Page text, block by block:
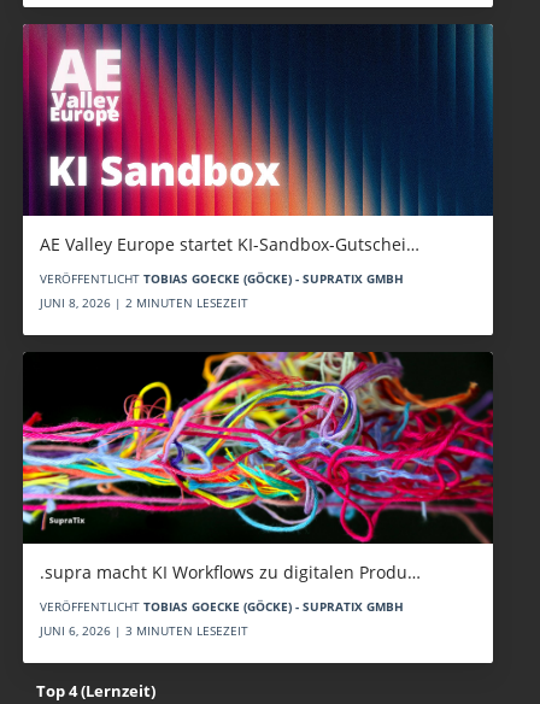
AE Valley Europe startet KI-Sandbox-Gutschei…
VERÖFFENTLICHT TOBIAS GOECKE (GÖCKE) - SUPRATIX GMBH
JUNI 8, 2026 | 2 MINUTEN LESEZEIT
.supra macht KI Workflows zu digitalen Produ…
VERÖFFENTLICHT TOBIAS GOECKE (GÖCKE) - SUPRATIX GMBH
JUNI 6, 2026 | 3 MINUTEN LESEZEIT
Top 4 (Lernzeit)